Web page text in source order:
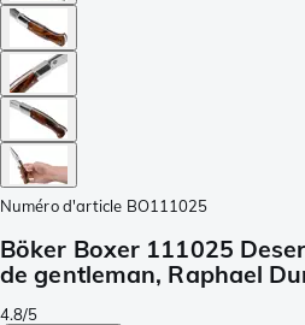
Numéro d'article BO111025
Böker Boxer 111025
de gentleman, Raphael
4.8/5